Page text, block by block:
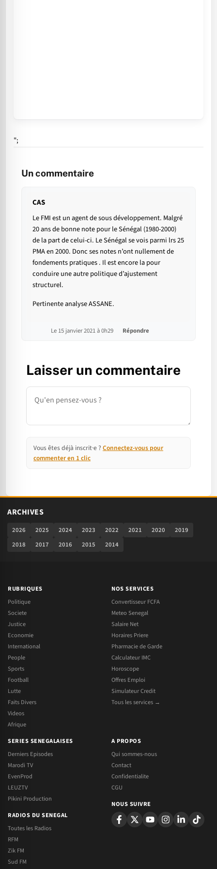
";
Un commentaire
CAS
Le FMI est un agent de sous développement. Malgré
20 ans de bonne note pour le Sénégal (1980-2000)
de la part de celui-ci. Le Sénégal se vois parmi lrs 25
PMA en 2000. Donc ses notes n’ont nullement de
fondements pratiques . Il est encore la pour
conduire une autre politique d’ajustement
structurel.
Pertinente analyse ASSANE.
Le 15 janvier 2021 à 0h29 Répondre
Laisser un commentaire
Commentaire
Vous êtes déjà inscrit·e ? Connectez-vous pour
commenter en 1 clic
ARCHIVES
2026 2025 2024 2023 2022 2021 2020
2019
2018
2017 2016 2015 2014
RUBRIQUES
Politique
Societe
Justice
Economie
International
People
Sports
Football
Lutte
Faits Divers
Videos
Afrique
NOS SERVICES
Convertisseur FCFA
Meteo Senegal
Salaire Net
Horaires Priere
Pharmacie de Garde
Calculateur IMC
Horoscope
Offres Emploi
Simulateur Credit
Tous les services →
SERIES SENEGALAISES
Derniers Episodes
Marodi TV
EvenProd
LEUZTV
Pikini Production
RADIOS DU SENEGAL
Toutes les Radios
RFM
Zik FM
Sud FM
A PROPOS
Qui sommes-nous
Contact
Confidentialite
CGU
NOUS SUIVRE